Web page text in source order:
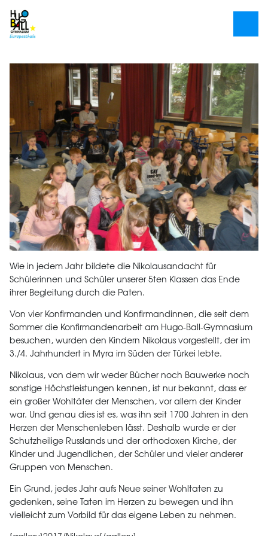
Wie in jedem Jahr bildete die Nikolausandacht für
Schülerinnen und Schüler unserer 5ten Klassen das Ende
ihrer Begleitung durch die Paten.
Von vier Konfirmanden und Konfirmandinnen, die seit dem
Sommer die Konfirmandenarbeit am Hugo-Ball-Gymnasium
besuchen, wurden den Kindern Nikolaus vorgestellt, der im
3./4. Jahrhundert in Myra im Süden der Türkei lebte.
Nikolaus, von dem wir weder Bücher noch Bauwerke noch
sonstige Höchstleistungen kennen, ist nur bekannt, dass er
ein großer Wohltäter der Menschen, vor allem der Kinder
war. Und genau dies ist es, was ihn seit 1700 Jahren in den
Herzen der Menschenleben lässt. Deshalb wurde er der
Schutzheilige Russlands und der orthodoxen Kirche, der
Kinder und Jugendlichen, der Schüler und vieler anderer
Gruppen von Menschen.
Ein Grund, jedes Jahr aufs Neue seiner Wohltaten zu
gedenken, seine Taten im Herzen zu bewegen und ihn
vielleicht zum Vorbild für das eigene Leben zu nehmen.